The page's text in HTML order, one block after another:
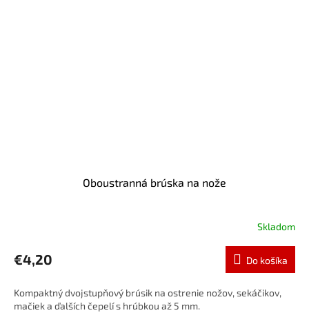
Oboustranná brúska na nože
Skladom
€4,20 Do košíka
Kompaktný dvojstupňový brúsik na ostrenie nožov, sekáčikov,
mačiek a ďalších čepelí s hrúbkou až 5 mm.